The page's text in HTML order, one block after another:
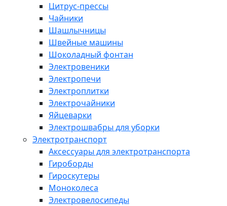
Цитрус-прессы
Чайники
Шашлычницы
Швейные машины
Шоколадный фонтан
Электровеники
Электропечи
Электроплитки
Электрочайники
Яйцеварки
Электрошвабры для уборки
Электротранспорт
Аксессуары для электротранспорта
Гироборды
Гироскутеры
Моноколеса
Электровелосипеды